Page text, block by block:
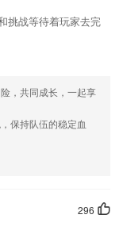
读，自带快速复制功
了整理，方便你快速
挑战等待着玩家去完
，共同成长，一起享
保持队伍的稳定血
296